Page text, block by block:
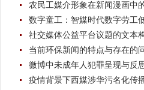
农民工媒介形象在新闻漫画中
数字童工：智媒时代数字劳工
社交媒体公益平台议题的文本
当前环保新闻的特点与存在的
微博中未成年人犯罪呈现与反
疫情背景下西媒涉华污名化传